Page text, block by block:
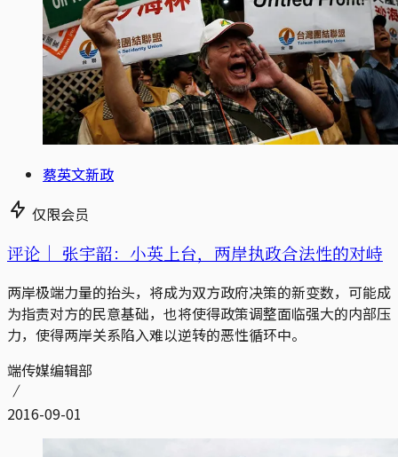
蔡英文新政
仅限会员
评论｜ 张宇韶：小英上台，两岸执政合法性的对峙
两岸极端力量的抬头，将成为双方政府决策的新变数，可能成
为指责对方的民意基础，也将使得政策调整面临强大的内部压
力，使得两岸关系陷入难以逆转的恶性循环中。
端传媒编辑部
2016-09-01